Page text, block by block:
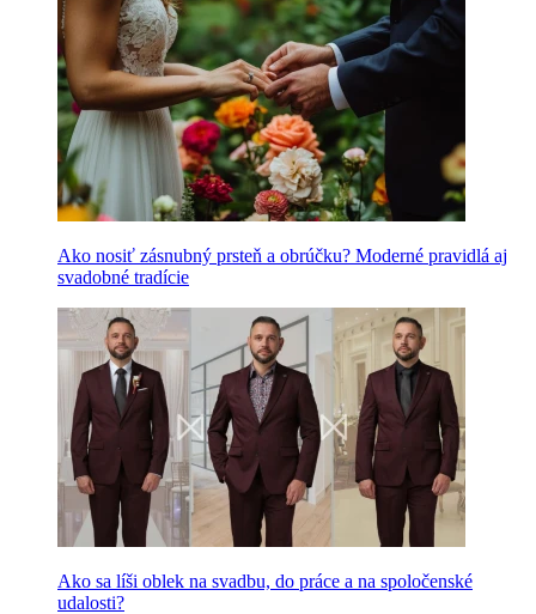
Ako nosiť zásnubný prsteň a obrúčku? Moderné pravidlá aj
svadobné tradície
Ako sa líši oblek na svadbu, do práce a na spoločenské
udalosti?